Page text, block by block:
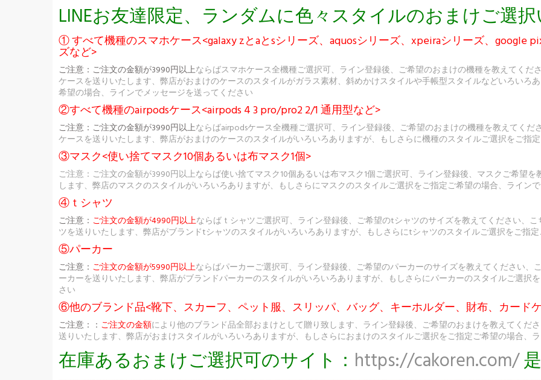
LINEお友達限定、ランダムに色々スタイルのおまけご選
① すべて機種のスマホケース<galaxy zとaとsシリーズ、aquosシリーズ、xpeiraシリーズ、google
ズなど>
ご注意： ご注文の金額が3990円以上ならばスマホケース全機種ご選択可、ライン登録後、ご希望のおまけの機種を教えてく
ケースを送りいたします、弊店がおまけのケースのスタイルがガラス素材、斜めかけスタイルや手帳型スタイルなどいろいろ
希望の場合、ラインでメッセージを送ってください
②すべて機種のairpodsケース<airpods 4 3 pro/pro2 2/1 通用型など>
ご注意： ご注文の金額が3990円以上ならばairpodsケース全機種ご選択可、ライン登録後、ご希望のおまけの機種を教えてく
ケースを送りいたします、弊店がおまけのケースのスタイルがいろいろありますが、もしさらに機種のスタイルご選択をご指
③マスク<使い捨てマスク10個あるいは布マスク1個>
ご注意：ご注文の金額が3990円以上ならば使い捨てマスク10個あるいは布マスク1個ご選択可、ライン登録後、マスクご希望
します、弊店のマスクのスタイルがいろいろありますが、もしさらにマスクのスタイルご選択をご指定ご希望の場合、ライン
④ｔシャツ
ご注意： ご注文の金額が4990円以上ならばｔシャツご選択可、ライン登録後、ご希望のtシャツのサイズを教えてください、
ツを送りいたします、弊店がブランドtシャツのスタイルがいろいろありますが、もしさらにtシャツのスタイルご選択をご指
⑤パーカー
ご注意： ご注文の金額が5990円以上ならばパーカーご選択可、ライン登録後、ご希望のパーカーのサイズを教えてください
ーカーを送りいたします、弊店がブランドパーカーのスタイルがいろいろありますが、もしさらにパーカーのスタイルご選択
さい
⑥他のブランド品<靴下、スカーフ、ペット服、スリッパ、バッグ、キーホルダー、財布、カード
ご注意：： ご注文の金額により他のブランド品全部おまけとして贈り致します、ライン登録後、ご希望のおまけを教えてくだ
送りいたします、弊店がおまけスタイルがいろいろありますが、もしさらにおまけのスタイルご選択をご指定ご希望の場合、
在庫あるおまけご選択可のサイト： https://cakoren.com/